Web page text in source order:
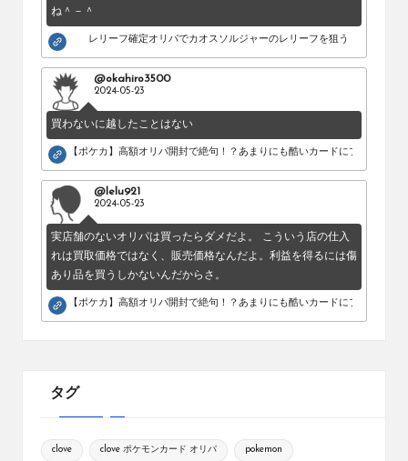
ね＾－＾
レリーフ確定オリパでカオスソルジャーのレリーフを狙う！
@okahiro3500
2024-05-23
買わないに越したことはない
【ポケカ】高額オリパ開封で絶句！？あまりにも酷いカードにブチギレ。
@lelu921
2024-05-23
実店舗のないオリパは買ったらダメだよ。 こういう店の仕入
れは買取価格ではなく、販売価格なんだよ。利益を得るには傷
あり品を買うしかないんだからさ。
【ポケカ】高額オリパ開封で絶句！？あまりにも酷いカードにブチギレ。
タグ
clove clove ポケモンカード オリパ pokemon